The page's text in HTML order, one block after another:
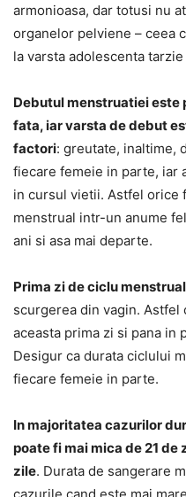
armonioasa, dar totusi nu
organelor pelviene – ceea
la varsta adolescenta tarzie
Debutul menstruatiei
fata, iar varsta de debut
factori: greutate, inaltime,
fiecare femeie in parte, iar
in cursul vietii. Astfel orice
menstrual intr-un anume
ani si asa mai departe.
Prima zi de ciclu menstrual
scurgerea din vagin.
aceasta prima zi si pana in
Desigur ca durata ciclului
fiecare femeie in parte.
In majoritatea cazurilor
poate fi mai mica de 21 de
zile. Durata de sangerare